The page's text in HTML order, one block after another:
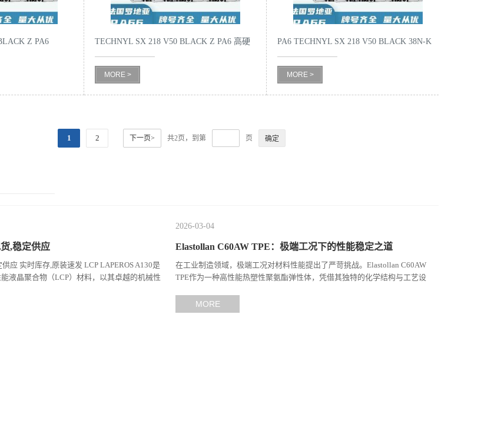
Z PA6
TECHNYL SX 218 V50 BLACK Z PA6 高硬
度高刚性尼龙原料
MORE >
PA6 TECHNYL SX 218 V50 BLACK 38N-K
注塑级 聚酰胺树脂
MORE >
1 2 下一页> 共2页，到第 页
,稳定供应
应 实时库存,原装速发 LCP LAPEROS A130是
液晶聚合物（LCP）材料，以其卓越的机械性
2026-03-04
Elastollan C60AW TPE：极端工况下的性能稳定之道
在工业制造领域，极端工况对材料性能提出了严苛挑战。Elastollan C60AW
TPE作为一种高性能热塑性聚氨酯弹性体，凭借其独特的化学结构与工艺设
MORE